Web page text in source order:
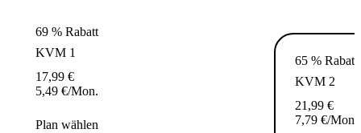
69 % Rabatt
KVM 1
17,99 €
5,49 €/Mon.
Plan wählen
65 % Rabatt
KVM 2
21,99 €
7,79 €/Mon.